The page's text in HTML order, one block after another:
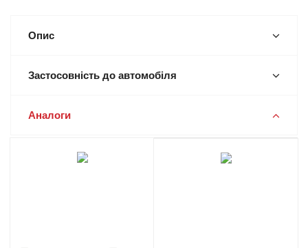
Опис
Застосовність до автомобіля
Аналоги